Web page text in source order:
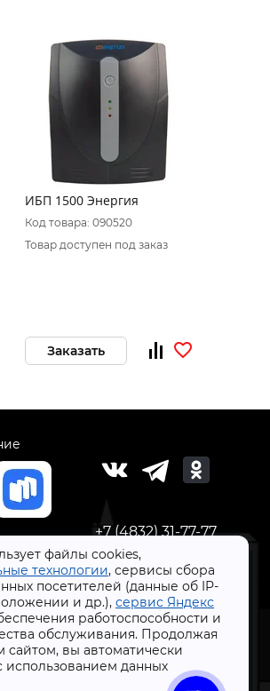
файлы cookies,
технологии, сервисы сбора
посетителей (данные об IP-
и др.), сервис Яндекс
работоспособности и
обслуживания. Продолжая
сайтом, вы автоматически
использованием данных
ИБП 1500 Энергия
Код товара: 090520
Товар доступен под заказ
Заказать
+7 (4832) 31-77-77
2026 г.